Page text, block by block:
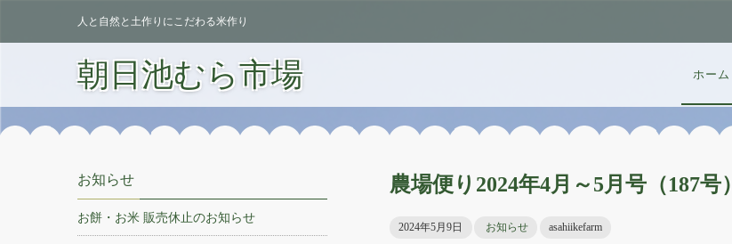
ホーム
朝日池むら市場
人と自然と土作りにこだわる米作り
農場便り2024年4月～5月号（187号）
2024年5月9日 お知らせ asahiikefarm
お知らせ
お餅・お米 販売休止のお知らせ